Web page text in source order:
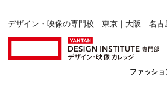
デザイン・映像の専門校 東京｜大阪｜名古
ファッショ